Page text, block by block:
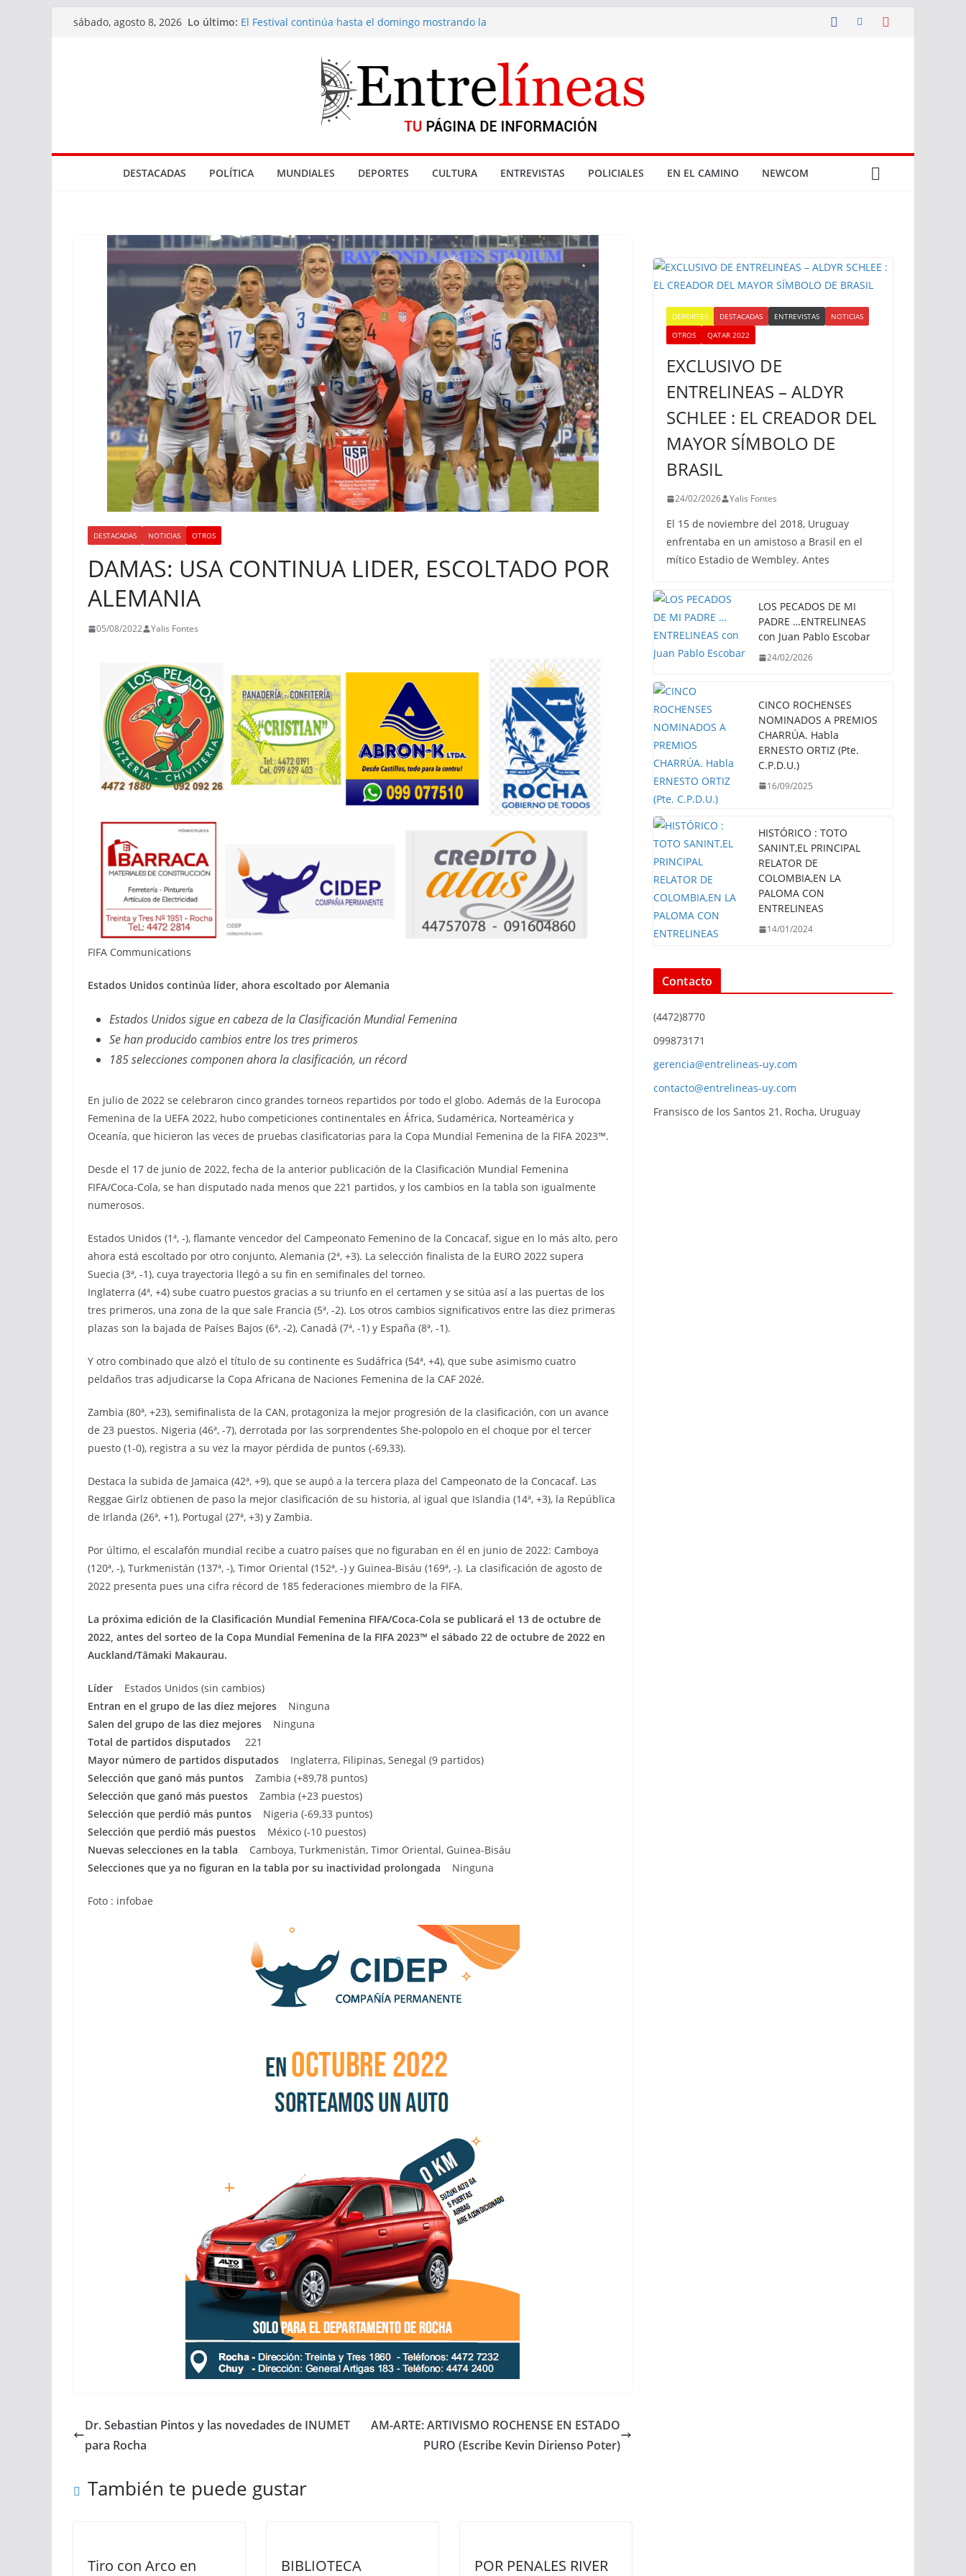
Saltarsábado, agosto 8, 2026 Lo último: El Festival continúa hasta el domingo mostrando la
Tres bocas de venta de drogas cerradas en La Paloma
El Marco de los Reyes
Parque NBA en Gramado
DESTACADAS POLÍTICA MUNDIALES DEPORTES CULTURA ENTREVISTAS POLICIALES EN EL CAMINO NEWCOM
DESTACADAS NOTICIAS OTROS
DAMAS: USA CONTINUA LIDER, ESCOLTADO POR
ALEMANIA
05/08/2022 Yalis Fontes
FIFA Communications
Estados Unidos continúa líder, ahora escoltado por Alemania
Estados Unidos sigue en cabeza de la Clasificación Mundial Femenina
Se han producido cambios entre los tres primeros
185 selecciones componen ahora la clasificación, un récord
En julio de 2022 se celebraron cinco grandes torneos repartidos por todo el globo. Además de la Eurocopa
Femenina de la UEFA 2022, hubo competiciones continentales en África, Sudamérica, Norteamérica y
Oceanía, que hicieron las veces de pruebas clasificatorias para la Copa Mundial Femenina de la FIFA 2023™.
Desde el 17 de junio de 2022, fecha de la anterior publicación de la Clasificación Mundial Femenina
FIFA/Coca-Cola, se han disputado nada menos que 221 partidos, y los cambios en la tabla son igualmente
numerosos.
Estados Unidos (1ª, -), flamante vencedor del Campeonato Femenino de la Concacaf, sigue en lo más alto, pero
ahora está escoltado por otro conjunto, Alemania (2ª, +3). La selección finalista de la EURO 2022 supera
Suecia (3ª, -1), cuya trayectoria llegó a su fin en semifinales del torneo.
Inglaterra (4ª, +4) sube cuatro puestos gracias a su triunfo en el certamen y se sitúa así a las puertas de los
tres primeros, una zona de la que sale Francia (5ª, -2). Los otros cambios significativos entre las diez primeras
plazas son la bajada de Países Bajos (6ª, -2), Canadá (7ª, -1) y España (8ª, -1).
Y otro combinado que alzó el título de su continente es Sudáfrica (54ª, +4), que sube asimismo cuatro
peldaños tras adjudicarse la Copa Africana de Naciones Femenina de la CAF 202é.
Zambia (80ª, +23), semifinalista de la CAN, protagoniza la mejor progresión de la clasificación, con un avance
de 23 puestos. Nigeria (46ª, -7), derrotada por las sorprendentes She-polopolo en el choque por el tercer
puesto (1-0), registra a su vez la mayor pérdida de puntos (-69,33).
Destaca la subida de Jamaica (42ª, +9), que se aupó a la tercera plaza del Campeonato de la Concacaf. Las
Reggae Girlz obtienen de paso la mejor clasificación de su historia, al igual que Islandia (14ª, +3), la República
de Irlanda (26ª, +1), Portugal (27ª, +3) y Zambia.
Por último, el escalafón mundial recibe a cuatro países que no figuraban en él en junio de 2022: Camboya
(120ª, -), Turkmenistán (137ª, -), Timor Oriental (152ª, -) y Guinea-Bisáu (169ª, -). La clasificación de agosto de
2022 presenta pues una cifra récord de 185 federaciones miembro de la FIFA.
La próxima edición de la Clasificación Mundial Femenina FIFA/Coca-Cola se publicará el 13 de octubre de
2022, antes del sorteo de la Copa Mundial Femenina de la FIFA 2023™ el sábado 22 de octubre de 2022 en
Auckland/Tāmaki Makaurau.
Líder Estados Unidos (sin cambios)
Entran en el grupo de las diez mejores Ninguna
Salen del grupo de las diez mejores Ninguna
Total de partidos disputados 221
Mayor número de partidos disputados Inglaterra, Filipinas, Senegal (9 partidos)
Selección que ganó más puntos
Zambia (+89,78 puntos)
Selección que ganó más puestos Zambia (+23 puestos)
Selección que perdió más puntos Nigeria (-69,33 puntos)
Selección que perdió más puestos México (-10 puestos)
Nuevas selecciones en la tabla Camboya, Turkmenistán, Timor Oriental, Guinea-Bisáu
Selecciones que ya no figuran en la tabla por su inactividad prolongada
Ninguna
Foto : infobae
Dr. Sebastian Pintos y las novedades de INUMET
para Rocha
AM-ARTE: ARTIVISMO ROCHENSE EN ESTADO
PURO (Escribe Kevin Dirienso Poter)
También te puede gustar
Tiro con Arco en
BIBLIOTECA
POR PENALES RIVER
DEPORTES DESTACADAS ENTREVISTAS
NOTICIAS
OTROS
QATAR 2022
EXCLUSIVO DE
ENTRELINEAS – ALDYR
SCHLEE : EL CREADOR DEL
MAYOR SÍMBOLO DE
BRASIL
24/02/2026 Yalis Fontes
El 15 de noviembre del 2018, Uruguay
enfrentaba en un amistoso a Brasil en el
mítico Estadio de Wembley. Antes
LOS PECADOS DE MI
PADRE …ENTRELINEAS
con Juan Pablo Escobar
24/02/2026
CINCO ROCHENSES
NOMINADOS A PREMIOS
CHARRÚA. Habla
ERNESTO ORTIZ (Pte.
C.P.D.U.)
16/09/2025
HISTÓRICO : TOTO
SANINT,EL PRINCIPAL
RELATOR DE
COLOMBIA,EN LA
PALOMA CON
ENTRELINEAS
14/01/2024
Contacto
(4472)8770
099873171
gerencia@entrelineas-uy.com
contacto@entrelineas-uy.com
Fransisco de los Santos 21, Rocha, Uruguay